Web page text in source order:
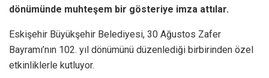
dönümünde muhteşem bir gösteriye imza attılar.
Eskişehir Büyükşehir Belediyesi, 30 Ağustos Zafer
Bayramı’nın 102. yıl dönümünü düzenlediği birbirinden özel
etkinliklerle kutluyor.